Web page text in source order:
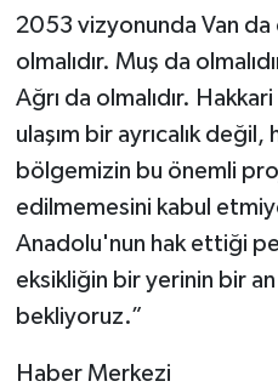
2053 vizyonunda Van da
olmalıdır. Muş da
Ağrı da olmalıdır.
ulaşım bir ayrıcalık değil,
bölgemizin bu önemli
edilmemesini kabul
Anadolu'nun hak ettiği
eksikliğin bir yerinin bir
bekliyoruz.”
Haber Merkezi